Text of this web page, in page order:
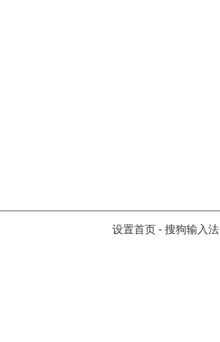
设置首页 - 搜狗输入法